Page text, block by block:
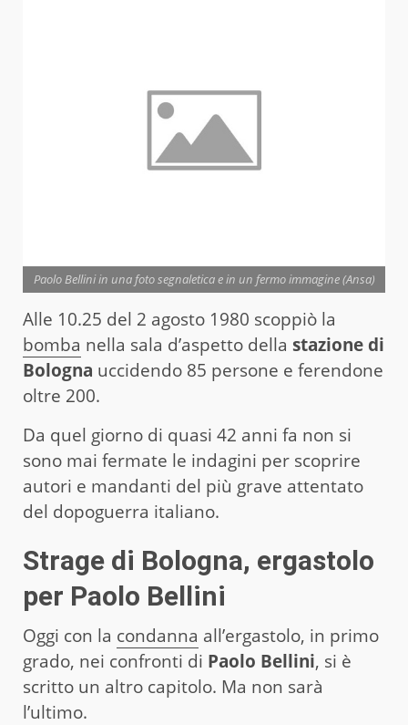
Paolo Bellini in una foto segnaletica e in un fermo immagine (Ansa)
Alle 10.25 del 2 agosto 1980 scoppiò la
bomba nella sala d’aspetto della stazione di
Bologna uccidendo 85 persone e ferendone
oltre 200.
Da quel giorno di quasi 42 anni fa non si
sono mai fermate le indagini per scoprire
autori e mandanti del più grave attentato
del dopoguerra italiano.
Strage di Bologna, ergastolo
per Paolo Bellini
Oggi con la condanna all’ergastolo, in primo
grado, nei confronti di Paolo Bellini, si è
scritto un altro capitolo. Ma non sarà
l’ultimo.